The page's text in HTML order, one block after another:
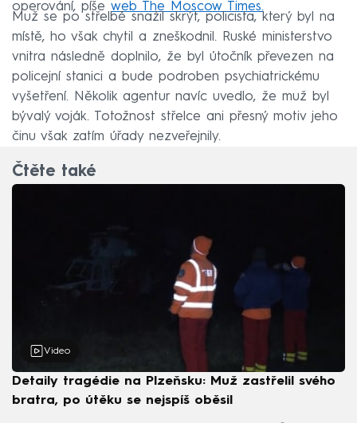
operování, píše web The Moscow Times.
Muž se po střelbě snažil skrýt, policista, který byl na
místě, ho však chytil a zneškodnil. Ruské ministerstvo
vnitra následně doplnilo, že byl útočník převezen na
policejní stanici a bude podroben psychiatrickému
vyšetření. Několik agentur navíc uvedlo, že muž byl
bývalý voják. Totožnost střelce ani přesný motiv jeho
činu však zatím úřady nezveřejnily.
Čtěte také
Video
Detaily tragédie na Plzeňsku: Muž zastřelil svého
bratra, po útěku se nejspíš oběsil